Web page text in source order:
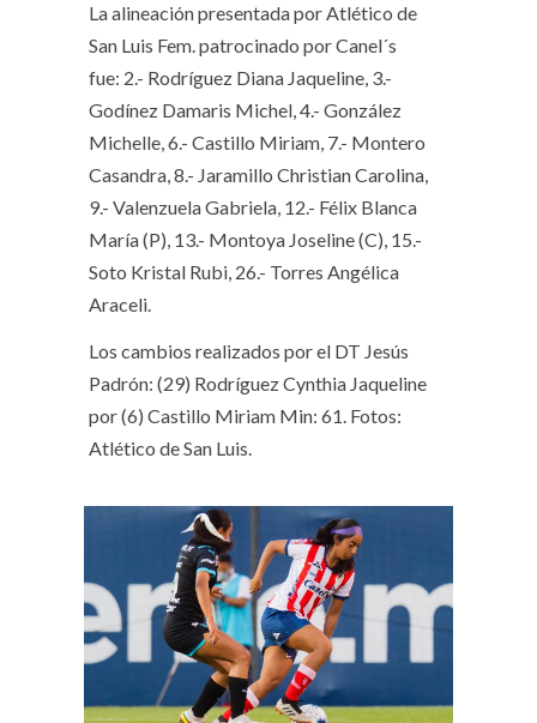
La alineación presentada por Atlético de
San Luis Fem. patrocinado por Canel´s
fue: 2.- Rodríguez Diana Jaqueline, 3.-
Godínez Damaris Michel, 4.- González
Michelle, 6.- Castillo Miriam, 7.- Montero
Casandra, 8.- Jaramillo Christian Carolina,
9.- Valenzuela Gabriela, 12.- Félix Blanca
María (P), 13.- Montoya Joseline (C), 15.-
Soto Kristal Rubi, 26.- Torres Angélica
Araceli.
Los cambios realizados por el DT Jesús
Padrón: (29) Rodríguez Cynthia Jaqueline
por (6) Castillo Miriam Min: 61. Fotos:
Atlético de San Luis.